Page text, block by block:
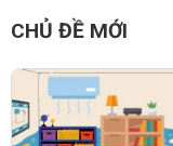
CHỦ ĐỀ MỚI